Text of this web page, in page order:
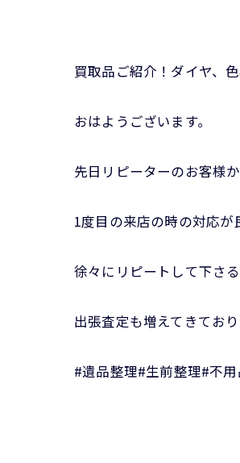
買取品ご紹介！ダイヤ、
おはようございます。
先日リピーターのお客様
1度目の来店の時の対応
徐々にリピートして下さ
出張査定も増えてきてお
#遺品整理#生前整理#不